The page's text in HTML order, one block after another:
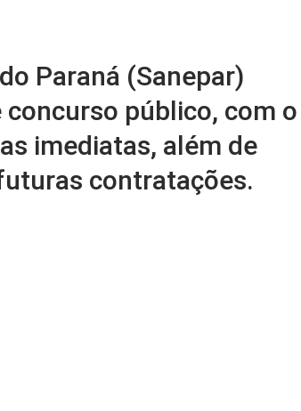
Paraná (Sanepar)
público, com o
imediatas, além de
contratações.